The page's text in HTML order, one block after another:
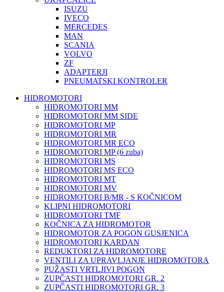
ISUZU
IVECO
MERCEDES
MAN
SCANIA
VOLVO
ZF
ADAPTERJI
PNEUMATSKI KONTROLER
HIDROMOTORI
HIDROMOTORI MM
HIDROMOTORI MM SIDE
HIDROMOTORI MP
HIDROMOTORI MR
HIDROMOTORI MR ECO
HIDROMOTORI MP (6 zuba)
HIDROMOTORI MS
HIDROMOTORI MS ECO
HIDROMOTORI MT
HIDROMOTORI MV
HIDROMOTORI B/MR - S KOČNICOM
KLIPNI HIDROMOTORI
HIDROMOTORI TMF
KOČNICA ZA HIDROMOTOR
HIDROMOTOR ZA POGON GUSJENICA
HIDROMOTORI KARDAN
REDUKTORI ZA HIDROMOTORE
VENTILI ZA UPRAVLJANJE HIDROMOTORA
PUŽASTI VRTLJIVI POGON
ZUPČASTI HIDROMOTORI GR. 2
ZUPČASTI HIDROMOTORI GR. 3